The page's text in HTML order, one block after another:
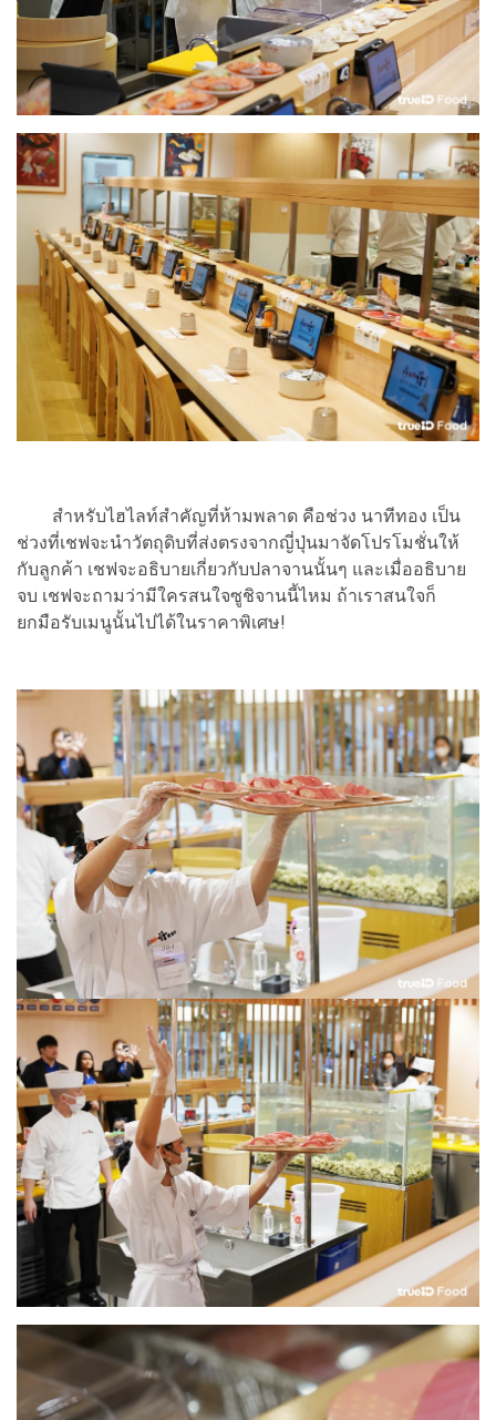
สำหรับไฮไลท์สำคัญที่ห้ามพลาด คือช่วง นาทีทอง เป็น
ช่วงที่เชฟจะนำวัตถุดิบที่ส่งตรงจากญี่ปุ่นมาจัดโปรโมชั่นให้
กับลูกค้า เชฟจะอธิบายเกี่ยวกับปลาจานนั้นๆ และเมื่ออธิบาย
จบ เชฟจะถามว่ามีใครสนใจซูชิจานนี้ไหม ถ้าเราสนใจก็
ยกมือรับเมนูนั้นไปได้ในราคาพิเศษ!